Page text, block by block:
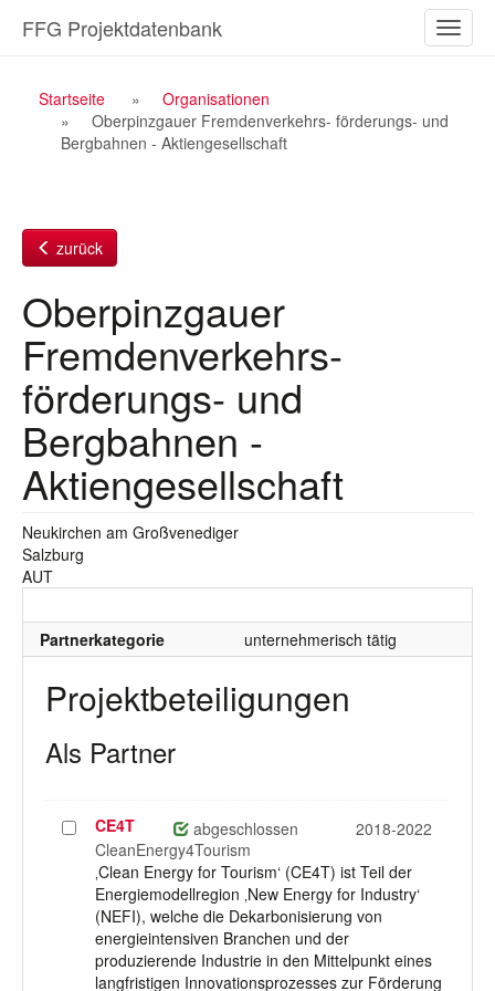
Inhalt
ein-/
FFG Projektdatenbank
Breadcrumb
Navigation
Startseite
Organisationen
Oberpinzgauer Fremdenverkehrs- förderungs- und
Bergbahnen - Aktiengesellschaft
zurück
Oberpinzgauer
Fremdenverkehrs-
förderungs- und
Bergbahnen -
Aktiengesellschaft
Neukirchen am Großvenediger
Salzburg
AUT
Partnerkategorie unternehmerisch tätig
Projektbeteiligungen
Als Partner
Projekt
auswählen
CE4T abgeschlossen
2018-2022
CleanEnergy4Tourism
‚Clean Energy for Tourism‘ (CE4T) ist Teil der
Energiemodellregion ‚New Energy for Industry‘
(NEFI), welche die Dekarbonisierung von
energieintensiven Branchen und der
produzierende Industrie in den Mittelpunkt eines
langfristigen Innovationsprozesses zur Förderung